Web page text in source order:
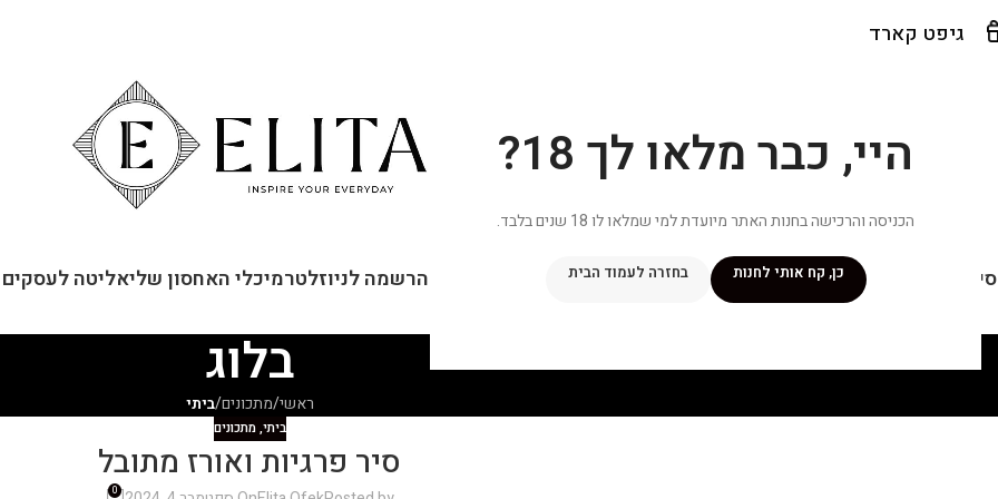
היי, כבר מלאו לך 18?
הכניסה והרכישה בחנות האתר מיועדת למי שמלאו לו 18 שנים בלבד.
כן, קח אותי לחנות בחזרה לעמוד הבית
גיפט קארד
שלי מתכוניםמנוי ״אליטה פלוס״חנותפרסומים במדיה הרשמה לניוזלטרמיכלי האחסון שליאליטה לעסקים
בלוג
ראשי/מתכונים/ביתי
ביתי,מתכונים
סיר פרגיות ואורז מתובל
0